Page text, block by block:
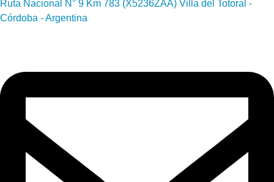
Ruta Nacional N° 9 Km 783 (X5236ZAA) Villa del Totoral -
Córdoba - Argentina